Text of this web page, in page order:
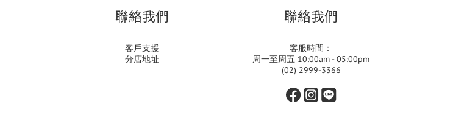
聯絡我們
客戶支援
分店地址
聯絡我們
客服時間：
周一至周五 10:00am - 05:00pm
(02) 2999-3366